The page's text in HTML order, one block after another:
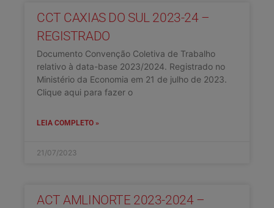
CCT CAXIAS DO SUL 2023-24 –
REGISTRADO
Documento Convenção Coletiva de Trabalho
relativo à data-base 2023/2024. Registrado no
Ministério da Economia em 21 de julho de 2023.
Clique aqui para fazer o
LEIA COMPLETO »
21/07/2023
ACT AMLINORTE 2023-2024 –